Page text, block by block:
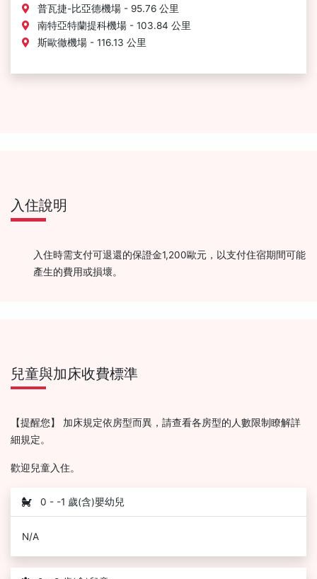
普瓦捷-比亞德機場 - 95.76 公里
南特亞特蘭提科機場 - 103.84 公里
斯歐徹機場 - 116.13 公里
入住說明
入住時需支付可退還的保證金1,200歐元，以支付住宿期間可能
產生的費用或損壞。
兒童與加床收費標準
【提醒您】 加床規定依房型而異，請查看各房型的人數限制瞭解詳
細規定。
歡迎兒童入住。
0 - -1 歲(含)嬰幼兒
N/A